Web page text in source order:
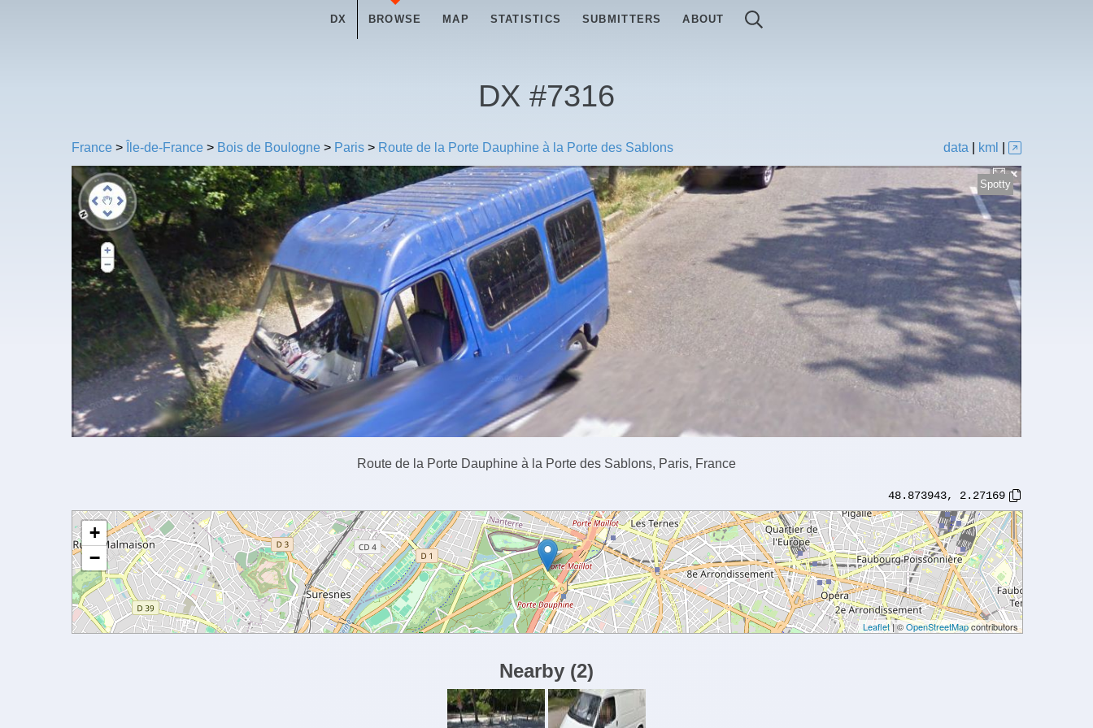
DX BROWSE MAP STATISTICS SUBMITTERS ABOUT
DX #7316
France > Île-de-France > Bois de Boulogne > Paris > Route de la Porte Dauphine à la Porte des Sablons data kml
Spotty
Route de la Porte Dauphine à la Porte des Sablons, Paris, France
48.873943, 2.27169
+
−
Leaflet| ©OpenStreetMapcontributors
Nearby (2)